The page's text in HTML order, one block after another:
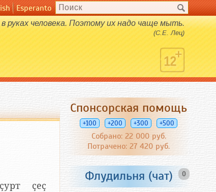
Esperanto
руках человека. Поэтому их надо чаще мыть.
(С.Е. Лец)
ҫеҫ
Спонсорская помощь
+100 +200 +300 +500
Собрано: 22 000 руб.
Потрачено: 27 420 руб.
0
Флудильня (чат)